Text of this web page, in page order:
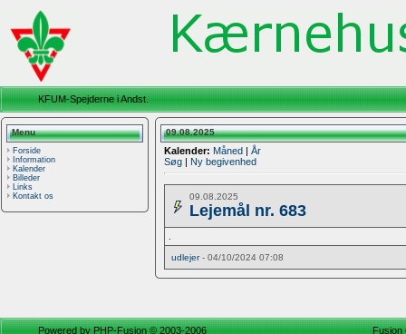
KFUM-Spejderne i Andst.
Menu
Forside
Information
Kalender
Billeder
Links
Kontakt os
09.08.2025
Kalender: Måned | År
Søg | Ny begivenhed
09.08.2025
Lejemål nr. 683
udlejer- 04/10/2024 07:08
Powered byPHP-Fusion© 2003-2006 Fusion